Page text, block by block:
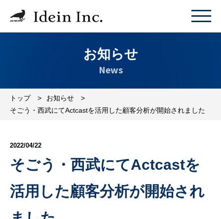
お知らせ
News
トップ
お知らせ
そごう・西武にてActcastを活用した顧客分析が開始されました
2022/04/22
そごう・西武にてActcastを
活用した顧客分析が開始され